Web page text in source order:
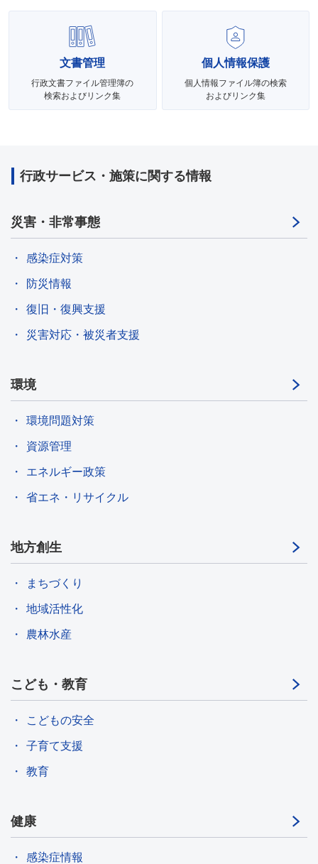
文書管理
行政文書ファイル管理簿の
検索およびリンク集
個人情報保護
個人情報ファイル簿の検索
およびリンク集
行政サービス・施策に関する情報
災害・非常事態
感染症対策
防災情報
復旧・復興支援
災害対応・被災者支援
環境
環境問題対策
資源管理
エネルギー政策
省エネ・リサイクル
地方創生
まちづくり
地域活性化
農林水産
こども・教育
こどもの安全
子育て支援
教育
健康
感染症情報